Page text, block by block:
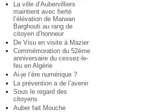
La ville d’Aubervilliers
maintient avec fierté
l’élévation de Marwan
Barghouti au rang de
citoyen d’honneur
De Visu en visite à Mazier
Commémoration du 52ème
anniversaire du cessez-le-
feu en Algérie
Ai-je l’ère numérique ?
La prévention a de l’avenir
Sous le regard des
citoyens
Auber fait Mouche